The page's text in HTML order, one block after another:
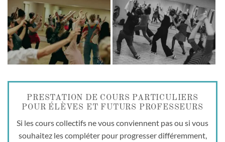
PRESTATION DE COURS PARTICULIERS
POUR ÉLÈVES ET FUTURS PROFESSEURS
Si les cours collectifs ne vous conviennent pas ou si vous
souhaitez les compléter pour progresser différemment,